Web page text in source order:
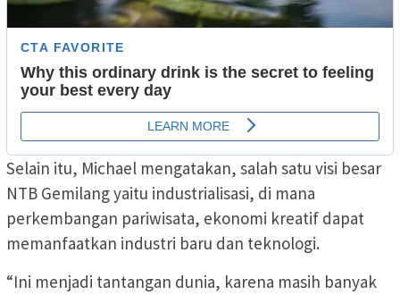
Selain itu, Michael mengatakan, salah satu visi besar
NTB Gemilang yaitu industrialisasi, di mana
perkembangan pariwisata, ekonomi kreatif dapat
memanfaatkan industri baru dan teknologi.
“Ini menjadi tantangan dunia, karena masih banyak